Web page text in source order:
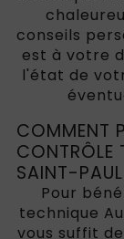
conseils
est à votre
l'état de
COMMENT
CONTRÔLE
SAINT-
Pour
technique
vous suffit